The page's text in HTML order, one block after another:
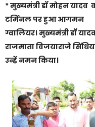
* मुख्यमंत्री डॉ मोहन यादव
टर्मिनल पर हुआ आगमन
ग्वालियर। मुख्यमंत्री डॉ
राजमाता विजयाराजे
उन्हें नमन किया।